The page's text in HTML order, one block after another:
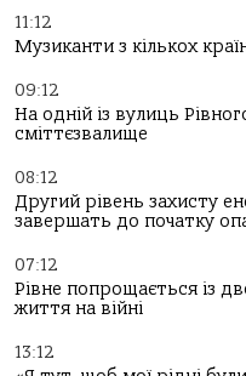
11:12
Музиканти з кількох
09:12
На одній із вулиць
сміттєзвалище
08:12
Другий рівень захисту
завершать до початку
07:12
Рівне попрощається із
життя на війні
13:12